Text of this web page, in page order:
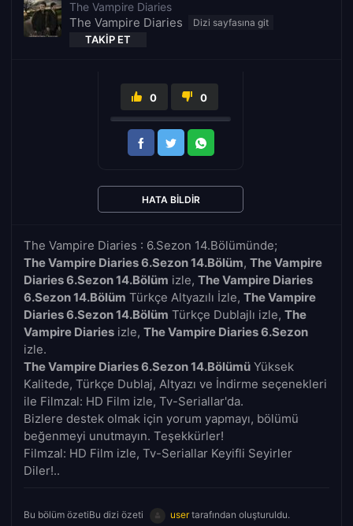
The Vampire Diaries
The Vampire Diaries
TAKIP ET
The Vampire Diaries : 6.Sezon 14.Bölümünde;
The Vampire Diaries 6.Sezon 14.Bölüm, The Vampire
Diaries 6.Sezon 14.Bölüm izle, The Vampire Diaries
6.Sezon 14.Bölüm Türkçe Altyazılı İzle, The Vampire
Diaries 6.Sezon 14.Bölüm Türkçe Dublajlı izle, The
Vampire Diaries izle, The Vampire Diaries 6.Sezon
izle.
The Vampire Diaries 6.Sezon 14.Bölümü Yüksek
Kalitede, Türkçe Dublaj, Altyazı ve İndirme seçenekleri
ile Filmzal: HD Film izle, Tv-Seriallar'da.
Bizlere destek olmak için yorum yapmayı, bölümü
beğenmeyi unutmayın. Teşekkürler!
Filmzal: HD Film izle, Tv-Seriallar Keyifli Seyirler
Diler!..
Bu bölüm özetiBu dizi özeti usertarafından oluşturuldu.
0 0
HATA BILDIR